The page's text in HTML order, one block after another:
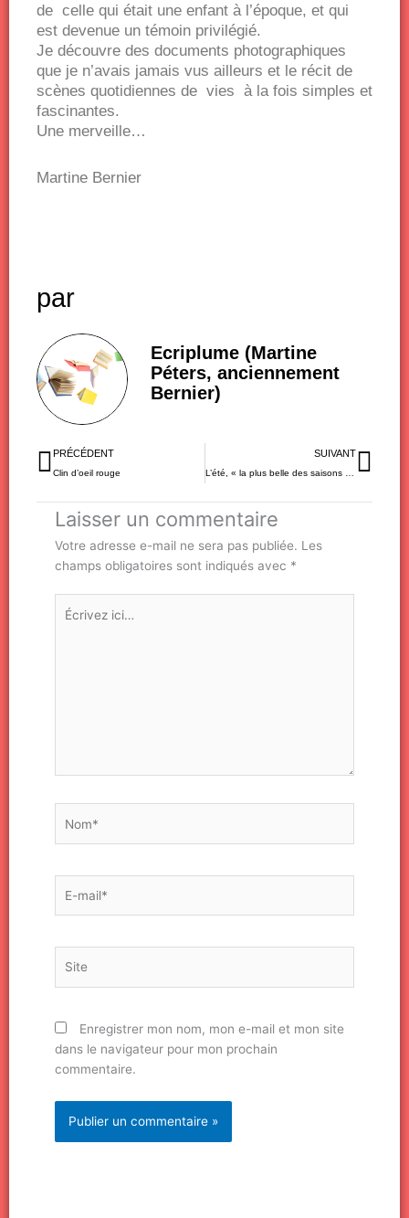
de celle qui était une enfant à l’époque, et qui
est devenue un témoin privilégié.
Je découvre des documents photographiques
que je n’avais jamais vus ailleurs et le récit de
scènes quotidiennes de vies à la fois simples et
fascinantes.
Une merveille…
Martine Bernier
par
Ecriplume (Martine
Péters, anciennement
Bernier)
Précédent
PRÉCÉDENT
Clin d’oeil rouge
SUIVANT
Laisser un commentaire
Votre adresse e-mail ne sera pas publiée. Les
champs obligatoires sont indiqués avec *
Écrivez
ici…
mail*
Enregistrer mon nom, mon e-mail et mon site
dans le navigateur pour mon prochain
commentaire.